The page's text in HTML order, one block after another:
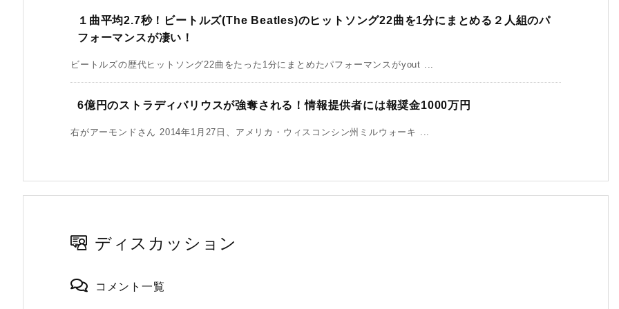
１曲平均2.7秒！ビートルズ(The Beatles)のヒットソング22曲を1分にまとめる２人組のパ
フォーマンスが凄い！
ビートルズの歴代ヒットソング22曲をたった1分にまとめたパフォーマンスがyout ...
6億円のストラディバリウスが強奪される！情報提供者には報奨金1000万円
右がアーモンドさん 2014年1月27日、アメリカ・ウィスコンシン州ミルウォーキ ...
ディスカッション
コメント一覧